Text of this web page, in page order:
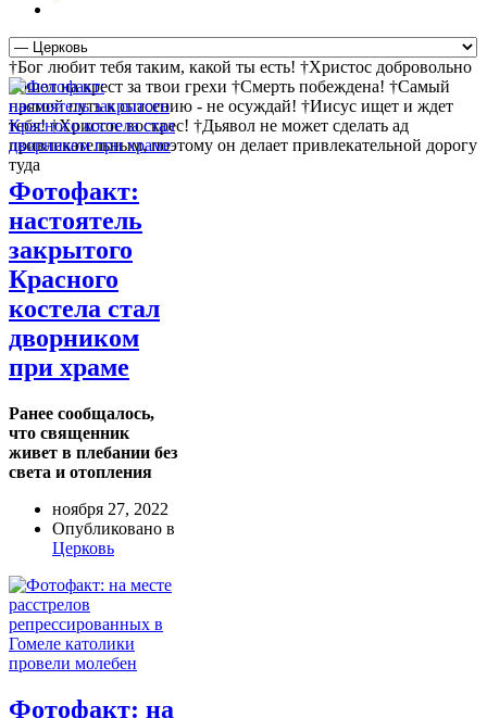
†Бог любит тебя таким, какой ты есть! †Христос добровольно
пошел на крест за твои грехи †Смерть побеждена! †Самый
прямой путь к спасению - не осуждай! †Иисус ищет и ждет
тебя! †Христос воскрес! †Дьявол не может сделать ад
привлекательным, поэтому он делает привлекательной дорогу
туда
Фотофакт:
настоятель
закрытого
Красного
костела стал
дворником
при храме
Ранее сообщалось,
что священник
живет в плебании без
света и отопления
ноября 27, 2022
Опубликовано в
Церковь
Фотофакт: на